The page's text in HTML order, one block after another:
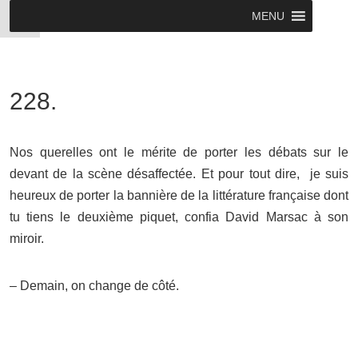
MENU
228.
Nos querelles ont le mérite de porter les débats sur le
devant de la scène désaffectée. Et pour tout dire, je suis
heureux de porter la bannière de la littérature française dont
tu tiens le deuxième piquet, confia David Marsac à son
miroir.
– Demain, on change de côté.